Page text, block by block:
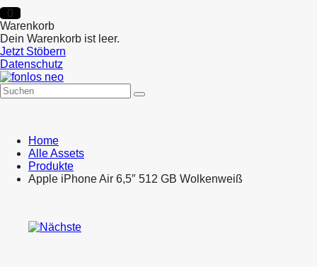
0
Warenkorb
Dein Warenkorb ist leer.
Jetzt Stöbern
Datenschutz
Home
Alle Assets
Produkte
Apple iPhone Air 6,5″ 512 GB Wolkenweiß